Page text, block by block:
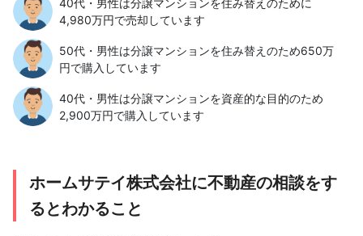
40代・男性は分譲マンションを住み替えのために
4,980万円で売却しています
50代・男性は分譲マンションを住み替えのため650万
円で購入しています
40代・男性は分譲マンションを資産的な目的のため
2,900万円で購入しています
ホームサテイ株式会社に不動産の相談をす
るとわかること